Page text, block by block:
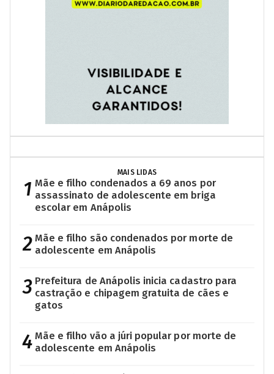
MAIS LIDAS
1 Mãe e filho condenados a 69 anos por
assassinato de adolescente em briga
escolar em Anápolis
2 Mãe e filho são condenados por morte de
adolescente em Anápolis
3 Prefeitura de Anápolis inicia cadastro para
castração e chipagem gratuita de cães e
gatos
4 Mãe e filho vão a júri popular por morte de
adolescente em Anápolis